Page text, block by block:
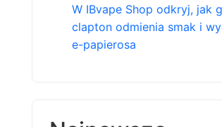
W IBvape Shop odkryj, jak
clapton odmienia smak i
e-papierosa